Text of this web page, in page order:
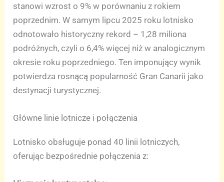
stanowi wzrost o 9% w porównaniu z rokiem
poprzednim. W samym lipcu 2025 roku lotnisko
odnotowało historyczny rekord – 1,28 miliona
podróżnych, czyli o 6,4% więcej niż w analogicznym
okresie roku poprzedniego. Ten imponujący wynik
potwierdza rosnącą popularność Gran Canarii jako
destynacji turystycznej.
Główne linie lotnicze i połączenia
Lotnisko obsługuje ponad 40 linii lotniczych,
oferując bezpośrednie połączenia z: